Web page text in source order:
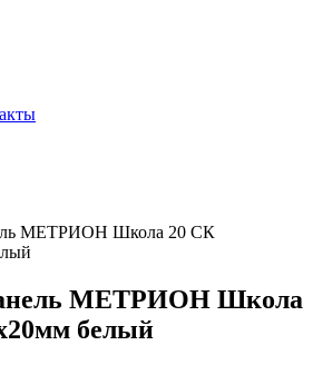
МЕТРИОН Школа 20 СК
МЕТРИОН Школа
белый